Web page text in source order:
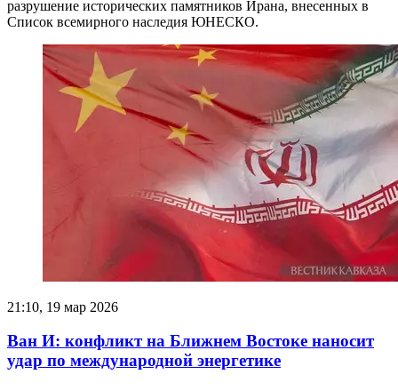
разрушение исторических памятников Ирана, внесенных в
Список всемирного наследия ЮНЕСКО.
21:10, 19 мар 2026
Ван И: конфликт на Ближнем Востоке наносит
удар по международной энергетике